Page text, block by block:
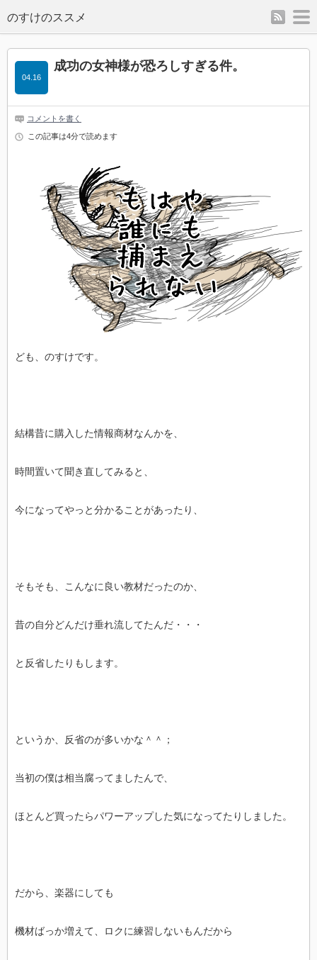
のすけのススメ rss
成功の女神様が恐ろしすぎる件。
04.16
コメントを書く
この記事は4分で読めます
ども、のすけです。
結構昔に購入した情報商材なんかを、
時間置いて聞き直してみると、
今になってやっと分かることがあったり、
そもそも、こんなに良い教材だったのか、
昔の自分どんだけ垂れ流してたんだ・・・
と反省したりもします。
というか、反省のが多いかな＾＾；
当初の僕は相当腐ってましたんで、
ほとんど買ったらパワーアップした気になってたりしました。
だから、楽器にしても
機材ばっか増えて、ロクに練習しないもんだから